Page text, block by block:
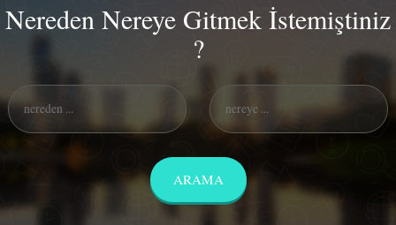
Nereden Nereye Gitmek İstemiştiniz
?